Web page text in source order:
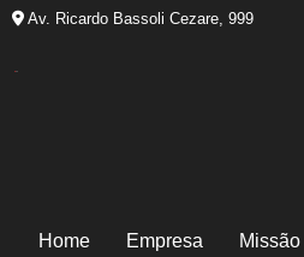
Av. Ricardo Bassoli Cezare, 999
Home Empresa Missão